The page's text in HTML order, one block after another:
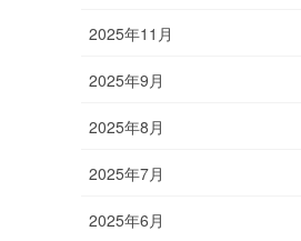
2025年11月
2025年9月
2025年8月
2025年7月
2025年6月